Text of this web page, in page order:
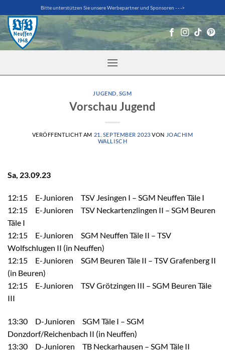
Inhalt
springen
Bitte unterstützen Sie unsere Werbepartner und Sponsoren - - ->
JUGEND SGM
Vorschau Jugend
VERÖFFENTLICHT AM 21. SEPTEMBER 2023 VON JOACHIM
WALLISCH
Sa, 23.09.23
12:15 E-Junioren TSV Jesingen I – SGM Neuffen Täle I
12:15 E-Junioren TSV Neckartenzlingen II – SGM Beuren
Täle I
12:15 E-Junioren SGM Neuffen Täle II – TSV
Wolfschlugen II (in Neuffen)
12:15 E-Junioren SGM Beuren Täle II – TSV Grafenberg II
(in Beuren)
12:15 E-Junioren TSV Grötzingen III – SGM Beuren Täle
III
13:30 D-Junioren SGM Täle I – SGM
Donzdorf/Reichenbach II (in Neuffen)
13:30 D-Junioren TB Neckarhausen – SGM Täle II